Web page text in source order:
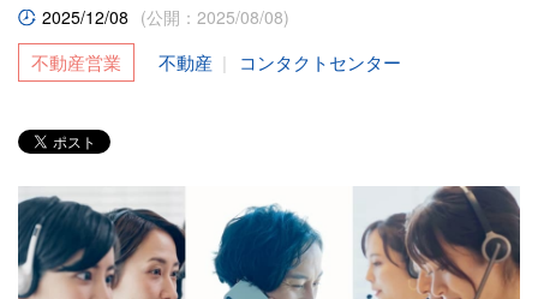
2025/12/08 (公開：2025/08/08)
不動産営業 不動産 コンタクトセンター